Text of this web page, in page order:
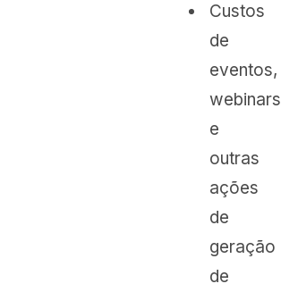
Custos
de
eventos,
webinars
e
outras
ações
de
geração
de